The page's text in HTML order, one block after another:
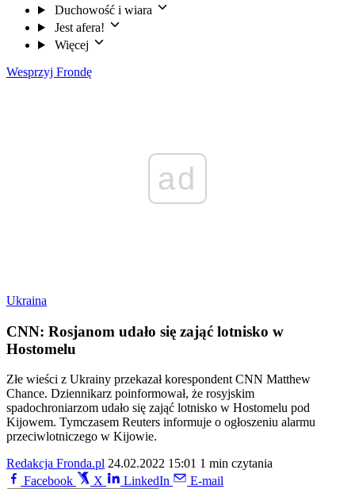
Duchowość i wiara
Jest afera!
Więcej
Wesprzyj Frondę
ad
Ukraina
CNN: Rosjanom udało się zająć lotnisko w
Hostomelu
Złe wieści z Ukrainy przekazał korespondent CNN Matthew
Chance. Dziennikarz poinformował, że rosyjskim
spadochroniarzom udało się zająć lotnisko w Hostomelu pod
Kijowem. Tymczasem Reuters informuje o ogłoszeniu alarmu
przeciwlotniczego w Kijowie.
Redakcja Fronda.pl 24.02.2022 15:01 1 min czytania
Facebook
X LinkedIn E-mail